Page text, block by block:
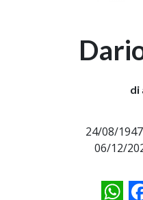
di
24/08/1947
06/12/